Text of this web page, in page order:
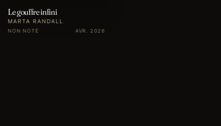
Le gouffre infini
MARTA RANDALL
NON NOTÉ AVR. 2026